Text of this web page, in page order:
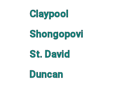
Claypool
Shongopovi
St. David
Duncan